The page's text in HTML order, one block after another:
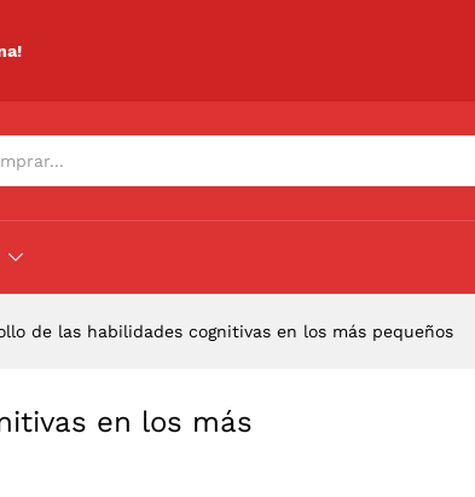
de las habilidades cognitivas en los más pequeños
en los más